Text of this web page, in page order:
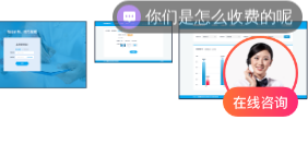
你们是怎么收费的呢